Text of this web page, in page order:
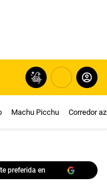
Machu Picchu Corredor
preferida en